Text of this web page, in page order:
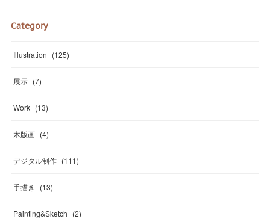
Category
Illustration (125)
展示 (7)
Work (13)
木版画 (4)
デジタル制作 (111)
手描き (13)
Painting&Sketch (2)